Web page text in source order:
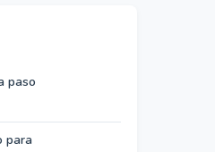
paso
para